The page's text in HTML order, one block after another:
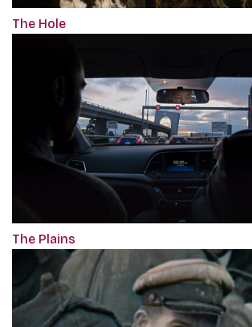
The Hole
The Plains